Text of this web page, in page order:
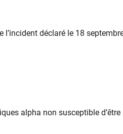
déclaré le 18
alpha non susceptible